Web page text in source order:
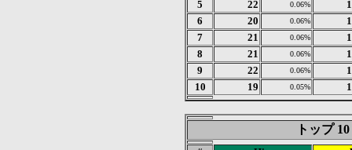
5 22 0.06%
6
20 0.06%
7
21 0.06%
8
21 0.06%
9
22 0.06%
10
19 0.05%
トップ